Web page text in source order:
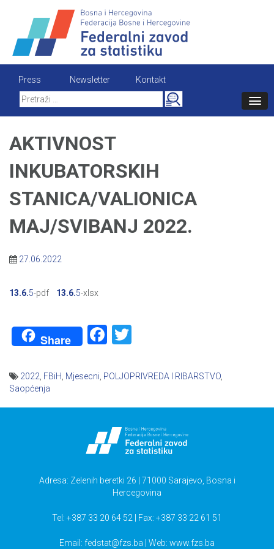
content
Press Newsletter
Kontakt
Search
for:
AKTIVNOST
INKUBATORSKIH
STANICA/VALIONICA
MAJ/SVIBANJ 2022.
27.06.2022
13.6.5-pdf 13.6.5-xlsx
Share Facebook
2022 FBiH Mjesecni POLJOPRIVREDA I RIBARSTVO
Saopćenja
Adresa: Zelenih beretki 26 | 71000 Sarajevo, Bosna i
Hercegovina
Tel: +387 33 20 64 52 | Fax: +387 33 22 61 51
Email: fedstat@fzs.ba | Web: www.fzs.ba